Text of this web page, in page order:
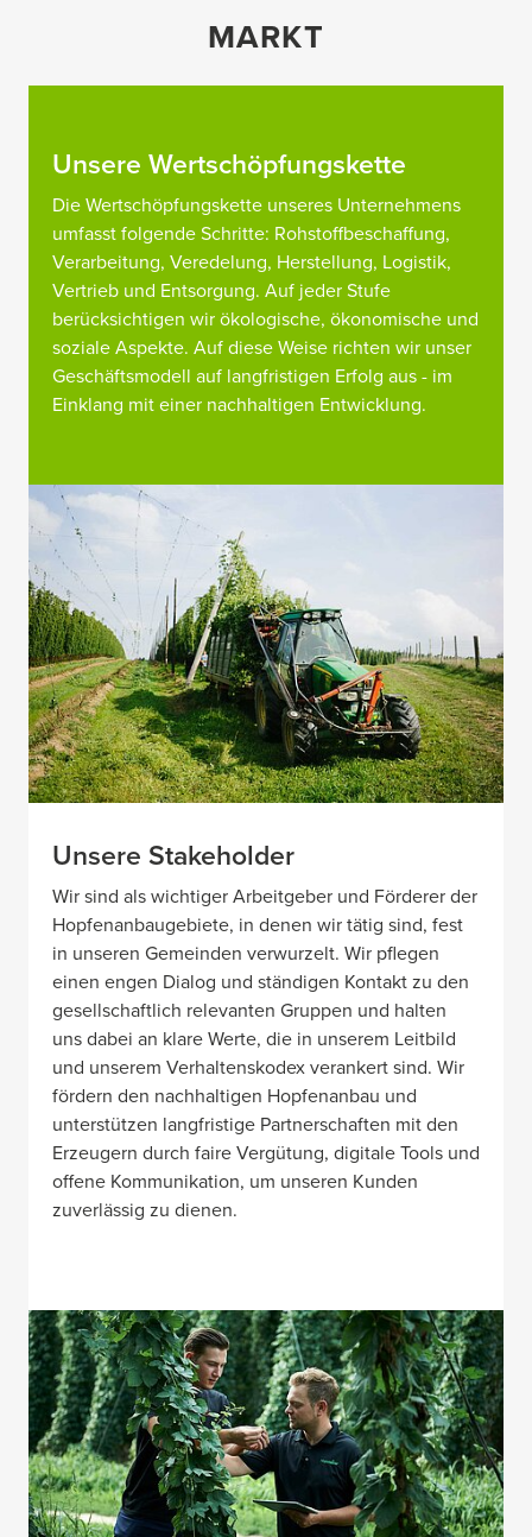
MARKT
Unsere Wertschöpfungskette
Die Wertschöpfungskette unseres Unternehmens
umfasst folgende Schritte: Rohstoffbeschaffung,
Verarbeitung, Veredelung, Herstellung, Logistik,
Vertrieb und Entsorgung. Auf jeder Stufe
berücksichtigen wir ökologische, ökonomische und
soziale Aspekte. Auf diese Weise richten wir unser
Geschäftsmodell auf langfristigen Erfolg aus - im
Einklang mit einer nachhaltigen Entwicklung.
Unsere Stakeholder
Wir sind als wichtiger Arbeitgeber und Förderer der
Hopfenanbaugebiete, in denen wir tätig sind, fest
in unseren Gemeinden verwurzelt. Wir pflegen
einen engen Dialog und ständigen Kontakt zu den
gesellschaftlich relevanten Gruppen und halten
uns dabei an klare Werte, die in unserem Leitbild
und unserem Verhaltenskodex verankert sind. Wir
fördern den nachhaltigen Hopfenanbau und
unterstützen langfristige Partnerschaften mit den
Erzeugern durch faire Vergütung, digitale Tools und
offene Kommunikation, um unseren Kunden
zuverlässig zu dienen.